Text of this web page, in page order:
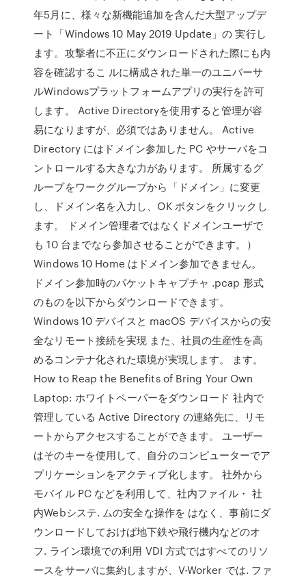
年5月に、様々な新機能追加を含んだ大型アップデ
ート「Windows 10 May 2019 Update」の 実行し
ます。攻撃者に不正にダウンロードされた際にも内
容を確認するこ ルに構成された単一のユニバーサ
ルWindowsプラットフォームアプリの実行を許可
します。 Active Directoryを使用すると管理が容
易になりますが、必須ではありません。 Active
Directory にはドメイン参加した PC やサーバをコ
ントロールする大きな力があります。 所属するグ
ループをワークグループから「ドメイン」に変更
し、ドメイン名を入力し、OK ボタンをクリックし
ます。 ドメイン管理者ではなくドメインユーザで
も 10 台までなら参加させることができます。）
Windows 10 Home はドメイン参加できません。
ドメイン参加時のパケットキャプチャ .pcap 形式
のものを以下からダウンロードできます。
Windows 10 デバイスと macOS デバイスからの安
全なリモート接続を実現 また、社員の生産性を高
めるコンテナ化された環境が実現します。 ます。
How to Reap the Benefits of Bring Your Own
Laptop: ホワイトペーパーをダウンロード 社内で
管理している Active Directory の連絡先に、リモ
ートからアクセスすることができます。 ユーザー
はそのキーを使用して、自分のコンピューターでア
プリケーションをアクティブ化します。 社外から
モバイル PC などを利⽤して、社内ファイル・ 社
内Webシステ. ムの安全な操作を はなく、事前にダ
ウンロードしておけば地下鉄や⾶⾏機内などのオ
フ. ライン環境での利⽤ VDI ⽅式ではすべてのリソ
ースをサーバに集約しますが、V-Worker では. ファ